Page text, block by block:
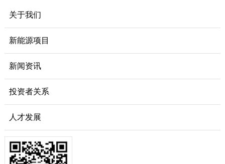
关于我们
新能源项目
新闻资讯
投资者关系
人才发展